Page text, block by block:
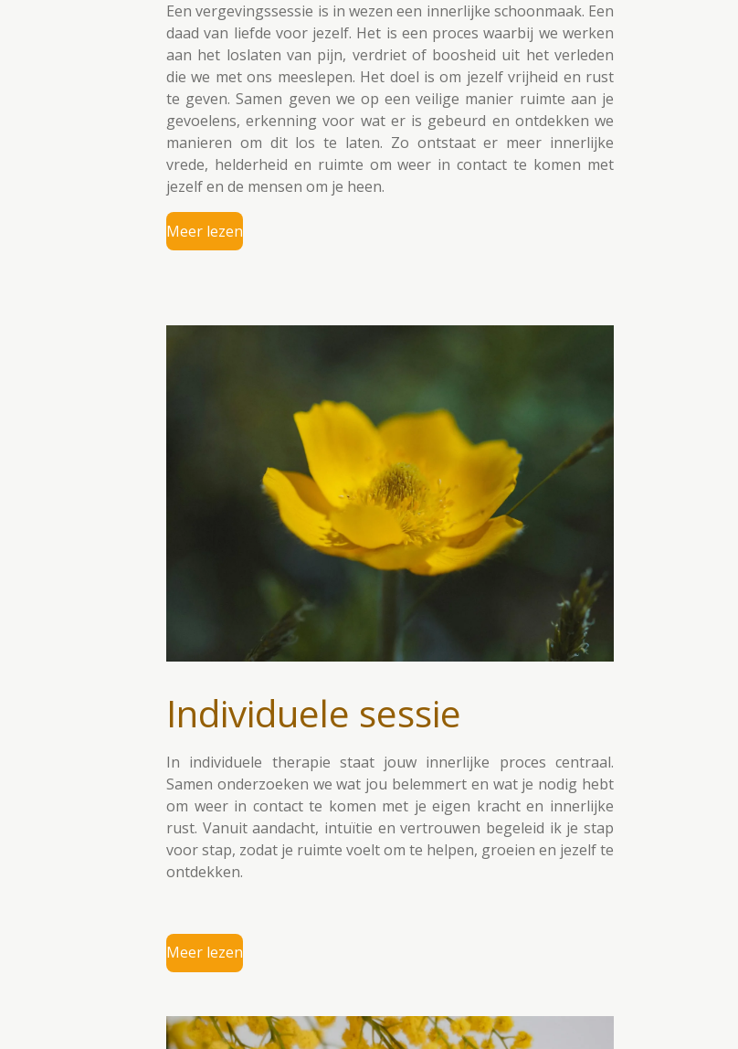
Een vergevingssessie is in wezen een innerlijke schoonmaak. Een
daad van liefde voor jezelf. Het is een proces waarbij we werken
aan het loslaten van pijn, verdriet of boosheid uit het verleden
die we met ons meeslepen. Het doel is om jezelf vrijheid en rust
te geven. Samen geven we op een veilige manier ruimte aan je
gevoelens, erkenning voor wat er is gebeurd en ontdekken we
manieren om dit los te laten. Zo ontstaat er meer innerlijke
vrede, helderheid en ruimte om weer in contact te komen met
jezelf en de mensen om je heen.
Meer lezen
Individuele sessie
In individuele therapie staat jouw innerlijke proces centraal.
Samen onderzoeken we wat jou belemmert en wat je nodig hebt
om weer in contact te komen met je eigen kracht en innerlijke
rust. Vanuit aandacht, intuïtie en vertrouwen begeleid ik je stap
voor stap, zodat je ruimte voelt om te helpen, groeien en jezelf te
ontdekken.
Meer lezen